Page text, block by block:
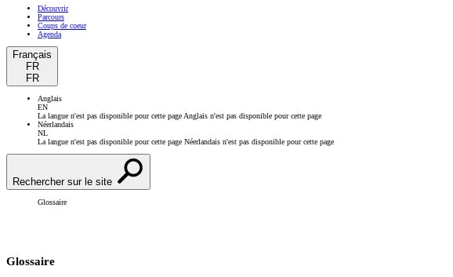
Découvrir
Parcours
Coups de coeur
Agenda
Français
FR
FR
Anglais
EN
La langue n'est pas disponible pour cette pageAnglais n'est pas disponible pour cette page
Néerlandais
NL
La langue n'est pas disponible pour cette page Néerlandais n'est pas disponible pour cette page
Rechercher sur le site
Glossaire
Glossaire